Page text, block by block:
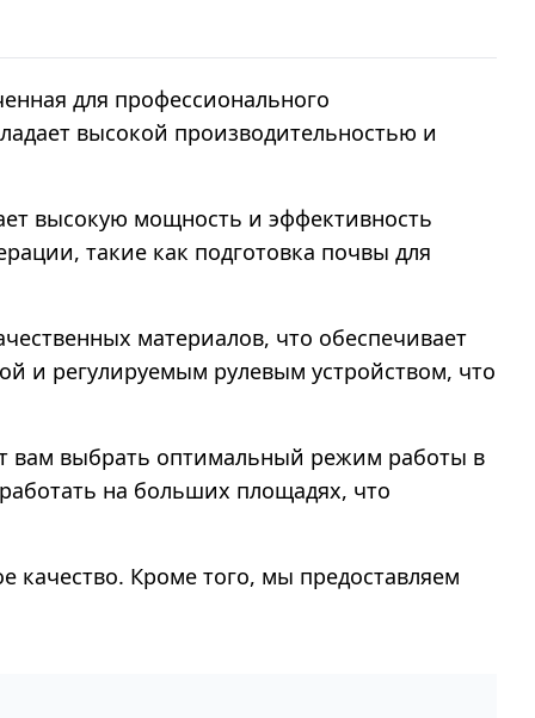
для профессионального
высокой производительностью и
высокую мощность и эффективность
такие как подготовка почвы для
материалов, что обеспечивает
и регулируемым рулевым устройством, что
вам выбрать оптимальный режим работы в
на больших площадях, что
качество. Кроме того, мы предоставляем